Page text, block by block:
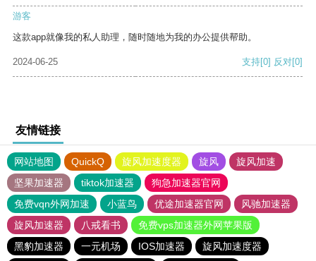
游客
这款app就像我的私人助理，随时随地为我的办公提供帮助。
2024-06-25 支持[0] 反对[0]
友情链接
网站地图 QuickQ 旋风加速度器 旋风
旋风加速
坚果加速器
tiktok加速器
狗急加速器官网
免费vqn外网加速
小蓝鸟 优途加速器官网
风驰加速器
旋风加速器
八戒看书
免费vps加速器外网苹果版
黑豹加速器
一元机场 IOS加速器
旋风加速度器